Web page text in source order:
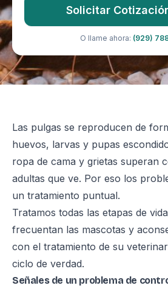
Solicitar
O llame ahora: (929)
Las pulgas se reproducen de
huevos, larvas y pupas
ropa de cama y grietas superan
adultas que ve. Por eso los
un tratamiento puntual.
Tratamos todas las etapas de
frecuentan las mascotas y
con el tratamiento de su
ciclo de verdad.
Señales de un problema de